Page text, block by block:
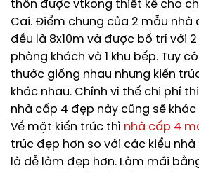
thôn được vtkong thiết kế cho
Cai. Điểm chung của 2 mẫu nhà
đều là 8x10m và được bố trí với 2
phòng khách và 1 khu bếp. Tuy
thước giống nhau nhưng kiến
khác nhau. Chính vì thế chi phí
nhà cấp 4 đẹp này cũng sẽ
Về mặt kiến trúc thì nhà cấp 4
trúc đẹp hơn so với các kiểu
là dễ làm đẹp hơn. Làm mái